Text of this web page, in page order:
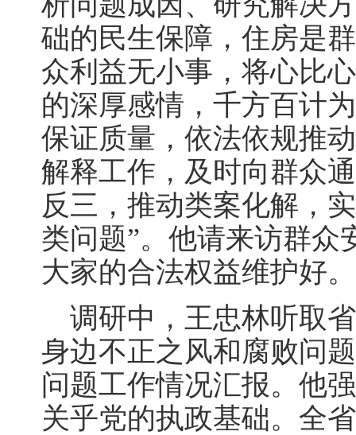
础的民生保障，住房是
众利益无小事，将心比
的深厚感情，千方百计
保证质量，依法依规推
解释工作，及时向群众
反三，推动类案化解，
类问题”。他请来访群众
大家的合法权益维护好。
调研中，王忠林听取
身边不正之风和腐败问
问题工作情况汇报。他
关乎党的执政基础。全